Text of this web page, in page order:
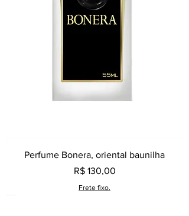
Perfume Bonera, oriental baunilha
Preço
R$ 130,00
Frete fixo.